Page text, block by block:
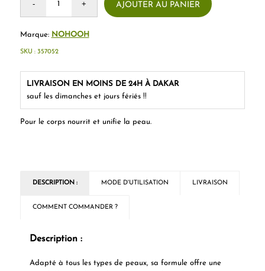
Pour le corps nourrit et unifie la peau.
AJOUTER AU PANIER
Marque: NOHOOH
LIVRAISON EN MOINS DE 24H À DAKAR
sauf les dimanches et jours fériés !!
SKU : 357052
DESCRIPTION : MODE D'UTILISATION LIVRAISON
COMMENT COMMANDER ?
Description :
Adapté à tous les types de peaux, sa formule offre une